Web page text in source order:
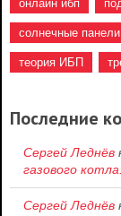
онлайн ибп
солнечные панели
теория ИБП
Последние
Сергей Леднёв
газового
Сергей Леднёв